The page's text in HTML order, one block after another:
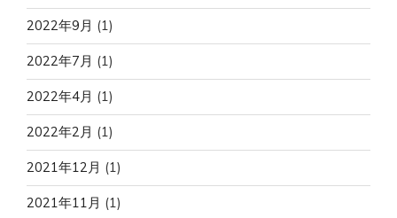
2022年9月 (1)
2022年7月 (1)
2022年4月 (1)
2022年2月 (1)
2021年12月 (1)
2021年11月 (1)